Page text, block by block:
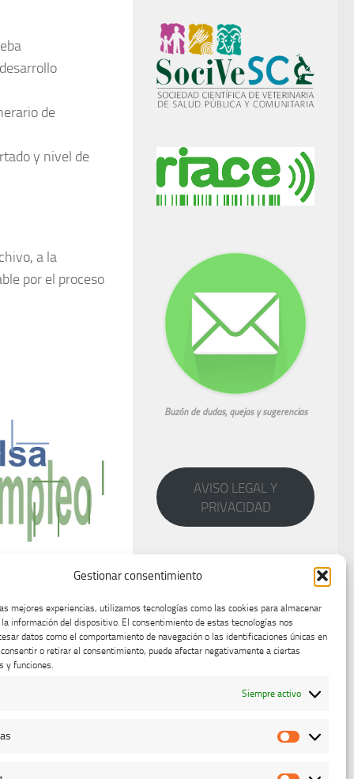
Gestionar consentimiento
mejores experiencias, utilizamos tecnologías como las cookies para almacenar
información del dispositivo. El consentimiento de estas tecnologías nos
datos como el comportamiento de navegación o las identificaciones únicas en
o retirar el consentimiento, puede afectar negativamente a ciertas
y funciones.
Siempre activo
de
y nivel de
a la
por el proceso
de
Cerdo Ibérico
Buzón de dudas, quejas y sugerencias
AVISO LEGAL Y
PRIVACIDAD